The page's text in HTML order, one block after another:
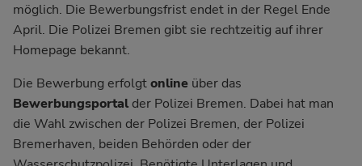
möglich. Die Bewerbungsfrist endet in der Regel Ende
April. Die Polizei Bremen gibt sie rechtzeitig auf ihrer
Homepage bekannt.
Die Bewerbung erfolgtonline über das
Bewerbungsportal der Polizei Bremen. Dabei hat man
die Wahl zwischen der Polizei Bremen, der Polizei
Bremerhaven, beiden Behörden oder der